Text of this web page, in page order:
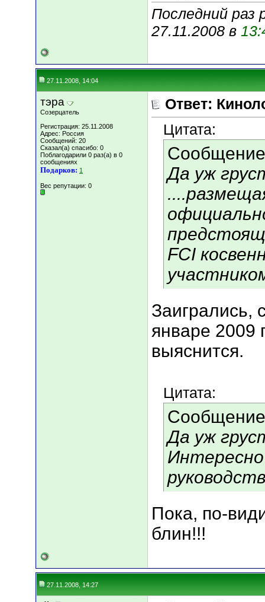
Последний раз
27.11.2008 в
27.11.2008, 14:04
тэра
Созерцатель
Регистрация: 25.11.2008
Адрес: Россия
Сообщений: 20
Сказал(а) спасибо: 0
Поблагодарили 0 раз(а) в 0
сообщениях
Подарков: 1
Вес репутации: 0
Ответ:
Цитата:
Да уж
FCI
Заигрались,
январе 2009
выяснится.
Цитата:
Да уж
Пока, по-
блин!!!
27.11.2008, 14:27